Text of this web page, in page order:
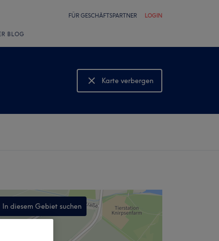
FÜR GESCHÄFTSPARTNER LOGIN
BLOG
Karte verbergen
Karte anzeigen
In diesem Gebiet suchen
,